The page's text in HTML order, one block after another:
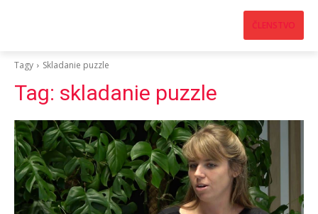
ČLENSTVO
Tagy Skladanie puzzle
Tag: skladanie puzzle